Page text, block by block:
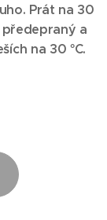
Prát na 30
předepraný a
na 30 °C.